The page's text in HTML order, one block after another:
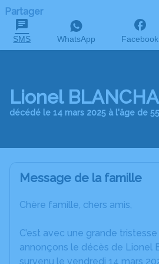
Partager
SMS WhatsApp Facebook
Lionel
décédé le 14 mars 2025 à l'âge de
Message de la famille
Chère famille, chers amis,
C’est avec une grande
annonçons le décès de Lionel
survenu le vendredi 14 mars